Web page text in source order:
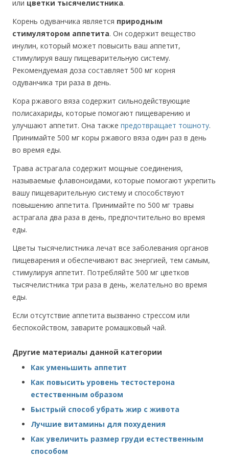
или цветки тысячелистника.
Корень одуванчика является природным
стимулятором аппетита. Он содержит вещество
инулин, который может повысить ваш аппетит,
стимулируя вашу пищеварительную систему.
Рекомендуемая доза составляет 500 мг корня
одуванчика три раза в день.
Кора ржавого вяза содержит сильнодействующие
полисахариды, которые помогают пищеварению и
улучшают аппетит. Она также предотвращает тошноту.
Принимайте 500 мг коры ржавого вяза один раз в день
во время еды.
Трава астрагала содержит мощные соединения,
называемые флавоноидами, которые помогают укрепить
вашу пищеварительную систему и способствуют
повышению аппетита. Принимайте по 500 мг травы
астрагала два раза в день, предпочтительно во время
еды.
Цветы тысячелистника лечат все заболевания органов
пищеварения и обеспечивают вас энергией, тем самым,
стимулируя аппетит. Потребляйте 500 мг цветков
тысячелистника три раза в день, желательно во время
еды.
Если отсутствие аппетита вызванно стрессом или
беспокойством, заварите ромашковый чай.
Другие материалы данной категории
Как уменьшить аппетит
Как повысить уровень тестостерона
естественным образом
Быстрый способ убрать жир с живота
Лучшие витамины для похудения
Как увеличить размер груди естественным
способом